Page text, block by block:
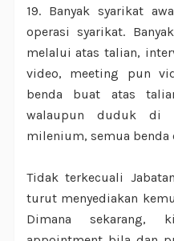
19. Banyak syarikat
operasi syarikat.
melalui atas talian,
video, meeting pun
benda buat atas
walaupun duduk di
milenium, semua
Tidak terkecuali
turut menyediakan
Dimana